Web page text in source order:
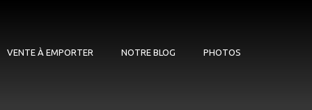
VENTE À EMPORTER NOTRE BLOG PHOTOS